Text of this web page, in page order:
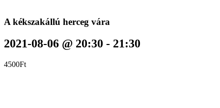
A kékszakállú herceg vára
2021-08-06 @ 20:30 - 21:30
4500Ft